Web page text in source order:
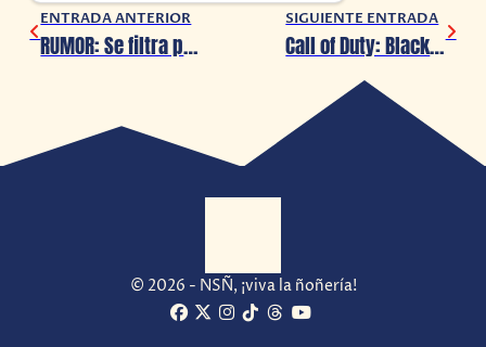
ENTRADA ANTERIOR
RUMOR: Se filtra posible remake de Prince of Persia
SIGUIENTE ENTRADA
Call of Duty: Black Ops Cold War ha sido revelado oficialmente
© 2026 - NSÑ, ¡viva la ñoñería!